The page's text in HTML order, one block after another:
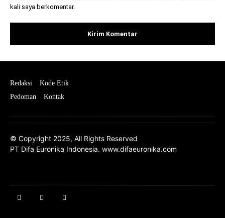
kali saya berkomentar.
Redaksi
Kode Etik
Pedoman
Kontak
© Copyright 2025, All Rights Reserved
PT Difa Euronika Indonesia. www.difaeuronika.com